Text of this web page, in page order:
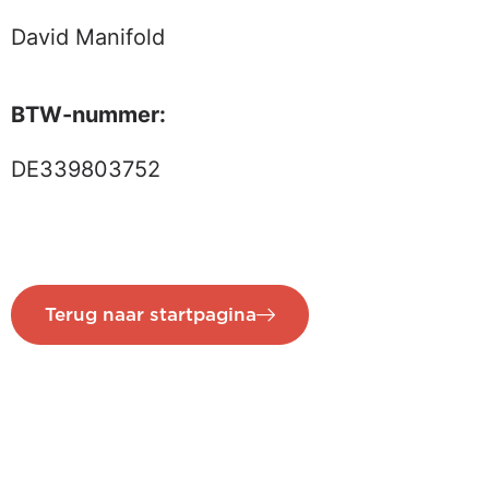
David Manifold
BTW-nummer:
DE339803752
Terug naar startpagina